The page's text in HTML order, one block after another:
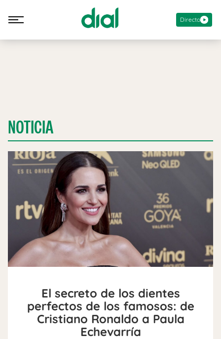
Directo
NOTICIA
El secreto de los dientes
perfectos de los famosos: de
Cristiano Ronaldo a Paula
Echevarría